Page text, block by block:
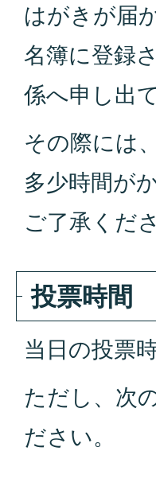
はがきが届
名簿に登録
係へ申し出
その際には
多少時間が
ご了承くだ
投票時間
当日の投票
ただし、次
ださい。